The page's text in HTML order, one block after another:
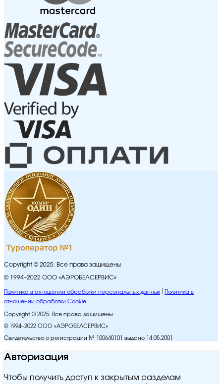
Copyright © 2025. Все права защищены
© 1994–2022 ООО «АЭРОБЕЛСЕРВИС»
Политика в отношении обработки персональных данных
Политика в
отношении обработки Cookie
Copyright © 2025. Все права защищены
© 1994–2022 ООО «АЭРОБЕЛСЕРВИС»
Свидетельство о регистрации № 100640101 выдано 14.05.2001
Авторизация
Чтобы получить доступ к закрытым разделам